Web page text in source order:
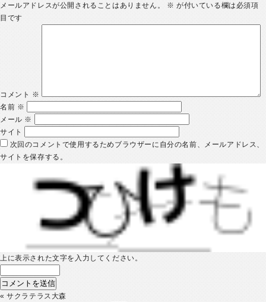
メールアドレスが公開されることはありません。
※ が付いている欄は必須項
目です
コメント ※
名前 ※
メール ※
サイト
次回のコメントで使用するためブラウザーに自分の名前、メールアドレス、
サイトを保存する。
上に表示された文字を入力してください。
«サクラテラス大森